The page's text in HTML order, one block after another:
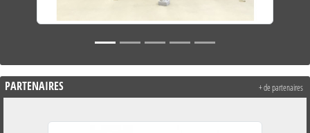
PARTENAIRES + de partenaires